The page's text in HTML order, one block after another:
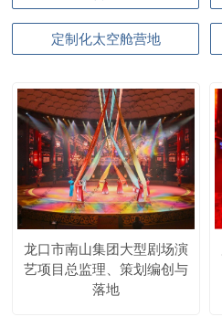
定制化太空舱营地
龙口市南山集团大型剧场演
艺项目总监理、策划编创与
落地